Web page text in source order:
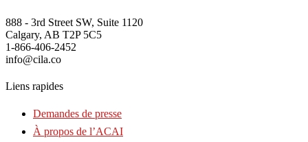
888 - 3rd Street SW, Suite 1120
Calgary, AB T2P 5C5
1-866-406-2452
info@cila.co
Liens rapides
Demandes de presse
À propos de l’ACAI